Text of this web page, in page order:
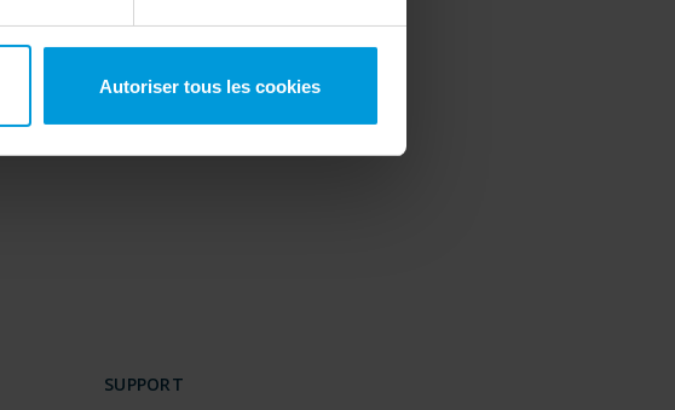
Autoriser tous les cookies
SUPPORT